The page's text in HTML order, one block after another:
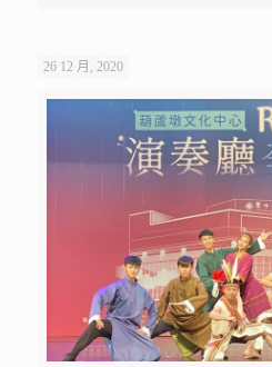
26 12 月, 2020